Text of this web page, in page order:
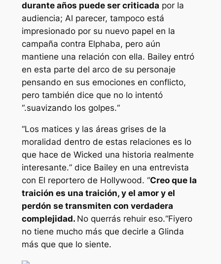
durante años puede ser criticada por la
audiencia; Al parecer, tampoco está
impresionado por su nuevo papel en la
campaña contra Elphaba, pero aún
mantiene una relación con ella. Bailey entró
en esta parte del arco de su personaje
pensando en sus emociones en conflicto,
pero también dice que no lo intentó
“.suavizando los golpes.“
“Los matices y las áreas grises de la
moralidad dentro de estas relaciones es lo
que hace de Wicked una historia realmente
interesante.” dice Bailey en una entrevista
con El reportero de Hollywood. “Creo que la
traición es una traición, y el amor y el
perdón se transmiten con verdadera
complejidad. No querrás rehuir eso.“Fiyero
no tiene mucho más que decirle a Glinda
más que que lo siente.